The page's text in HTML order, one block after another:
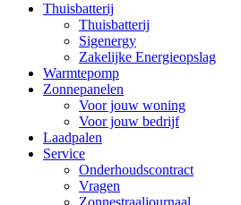
Thuisbatterij
Thuisbatterij
Sigenergy
Zakelijke Energieopslag
Warmtepomp
Zonnepanelen
Voor jouw woning
Voor jouw bedrijf
Laadpalen
Service
Onderhoudscontract
Vragen
Zonnestraaljournaal